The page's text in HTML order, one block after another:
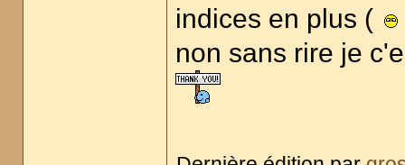
indices en plus (
non sans rire je